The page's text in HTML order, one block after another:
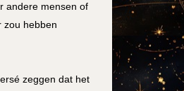
andere mensen of
zou hebben
zeggen dat het